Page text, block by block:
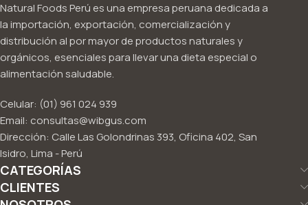
Natural Foods Perú es una empresa peruana dedicada a
la importación, exportación, comercialización y
distribución al por mayor de productos naturales y
orgánicos, esenciales para llevar una dieta especial o
alimentación saludable.
Celular: (01) 961 024 939
Email: consultas@wibgus.com
Dirección: Calle Las Golondrinas 393, Oficina 402, San
Isidro, Lima - Perú
CATEGORÍAS
CLIENTES